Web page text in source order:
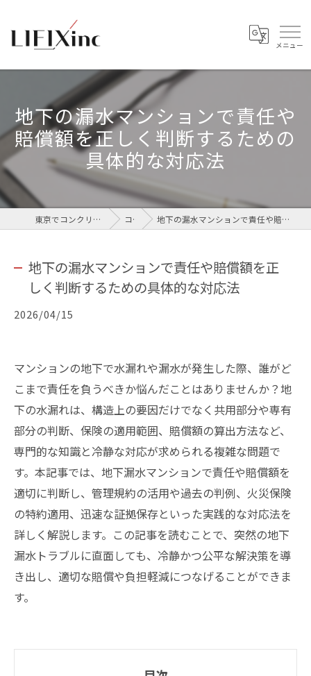
地下の漏水マンションで責任や
賠償額を正しく判断するための
具体的な対応法
東京でコンクリートなら株式会社LIFIX コラム 地下の漏水マンションで責任や賠償額を正しく判断するための具体的な対応法
地下の漏水マンションで責任や賠償額を正
しく判断するための具体的な対応法
2026/04/15
マンションの地下で水漏れや漏水が発生した際、誰がど
こまで責任を負うべきか悩んだことはありませんか？地
下の水漏れは、構造上の要因だけでなく共用部分や専有
部分の判断、保険の適用範囲、賠償額の算出方法など、
専門的な知識と冷静な対応が求められる複雑な問題で
す。本記事では、地下漏水マンションで責任や賠償額を
適切に判断し、管理規約の活用や過去の判例、火災保険
の特約適用、迅速な証拠保存といった実践的な対応法を
詳しく解説します。この記事を読むことで、突然の地下
漏水トラブルに直面しても、冷静かつ公平な解決策を導
き出し、適切な賠償や負担軽減につなげることができま
す。